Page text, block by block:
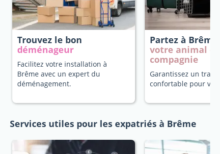
Trouvez le bon
déménageur
Facilitez votre installation à
Brême avec un expert du
déménagement.
Partez à Brême
votre animal de
compagnie
Garantissez un
confortable pour
Services utiles pour les expatriés à Brême